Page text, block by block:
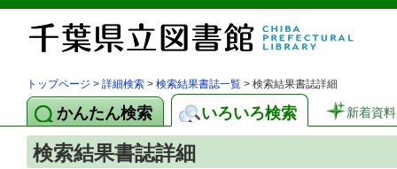
トップページ > 詳細検索 > 検索結果書誌一覧 > 検索結果書誌詳細
かんたん検索 いろいろ検索 新着資料
検索結果書誌詳細